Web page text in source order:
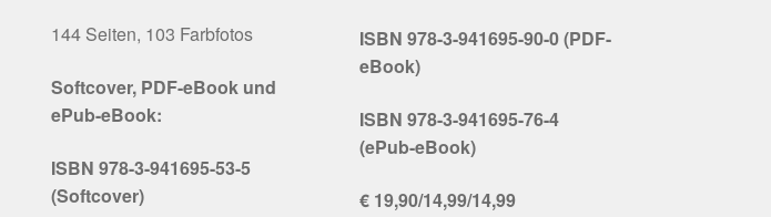
144 Seiten, 103 Farbfotos
Softcover, PDF-eBook und
ePub-eBook:
ISBN 978-3-941695-53-5
(Softcover)
ISBN 978-3-941695-90-0 (PDF-
eBook)
ISBN 978-3-941695-76-4
(ePub-eBook)
€ 19,90/14,99/14,99